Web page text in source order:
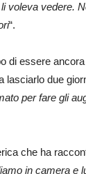
voleva vedere.
“.
di essere
lasciarlo due
per fare gli
che ha
in camera e